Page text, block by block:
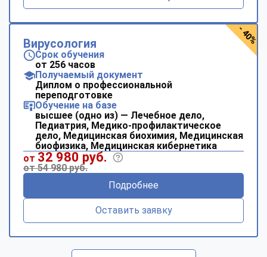
Вирусология
Срок обучения
от 256 часов
Получаемый документ
Диплом о профессиональной
переподготовке
Обучение на базе
высшее (одно из) — Лечебное дело,
Педиатрия, Медико-профилактическое
дело, Медицинская биохимия, Медицинская
биофизика, Медицинская кибернетика
от 32 980 руб.
от 54 980 руб.
Подробнее
Оставить заявку
- 40%